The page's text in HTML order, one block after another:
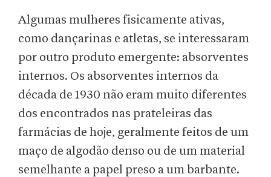
Algumas mulheres fisicamente ativas,
como dançarinas e atletas, se interessaram
por outro produto emergente: absorventes
internos. Os absorventes internos da
década de 1930 não eram muito diferentes
dos encontrados nas prateleiras das
farmácias de hoje, geralmente feitos de um
maço de algodão denso ou de um material
semelhante a papel preso a um barbante.